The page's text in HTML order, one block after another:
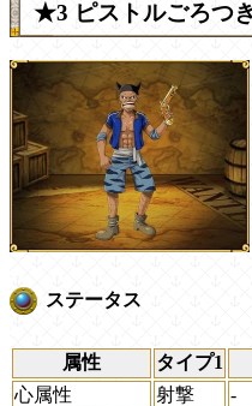
★3 ピストルごろつ
ステータス
属性 タイプ1
心属性
射撃
-